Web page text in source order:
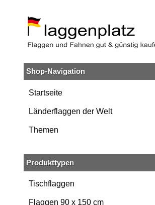
Hauptinhalt
springen
Suche
Zur
Navigation
springen
Shop-Navigation
Startseite
Länderflaggen der Welt
Themen
Produkttypen
Tischflaggen
Flaggen 90 x 150 cm